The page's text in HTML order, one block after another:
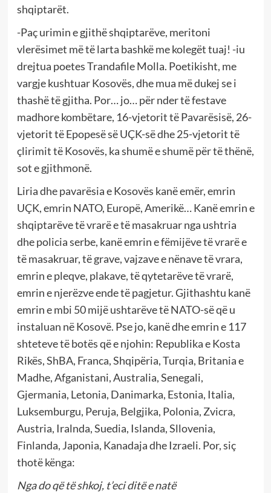
shqiptarët.
-Paç urimin e gjithë shqiptarëve, meritoni
vlerësimet më të larta bashkë me kolegët tuaj! -iu
drejtua poetes Trandafile Molla. Poetikisht, me
vargje kushtuar Kosovës, dhe mua më dukej se i
thashë të gjitha. Por… jo… për nder të festave
madhore kombëtare, 16-vjetorit të Pavarësisë, 26-
vjetorit të Epopesë së UÇK-së dhe 25-vjetorit të
çlirimit të Kosovës, ka shumë e shumë për të thënë,
sot e gjithmonë.
Liria dhe pavarësia e Kosovës kanë emër, emrin
UÇK, emrin NATO, Europë, Amerikë… Kanë emrin e
shqiptarëve të vrarë e të masakruar nga ushtria
dhe policia serbe, kanë emrin e fëmijëve të vrarë e
të masakruar, të grave, vajzave e nënave të vrara,
emrin e pleqve, plakave, të qytetarëve të vrarë,
emrin e njerëzve ende të pagjetur. Gjithashtu kanë
emrin e mbi 50 mijë ushtarëve të NATO-së që u
instaluan në Kosovë. Pse jo, kanë dhe emrin e 117
shteteve të botës që e njohin: Republika e Kosta
Rikës, ShBA, Franca, Shqipëria, Turqia, Britania e
Madhe, Afganistani, Australia, Senegali,
Gjermania, Letonia, Danimarka, Estonia, Italia,
Luksemburgu, Peruja, Belgjika, Polonia, Zvicra,
Austria, Iralnda, Suedia, Islanda, Sllovenia,
Finlanda, Japonia, Kanadaja dhe Izraeli. Por, siç
thotë kënga:
Nga do që të shkoj, t’eci ditë e natë